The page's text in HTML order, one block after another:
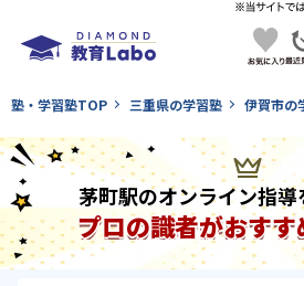
塾・学習塾TOP 三重県の学習塾 伊賀市の
茅町駅のオンライン指
プロの識者がおす